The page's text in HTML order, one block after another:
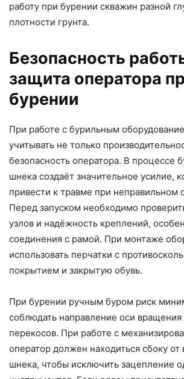
работу при бурении скважин разной
плотности грунта.
Безопасность
защита оператора
бурении
При работе с бурильным
учитывать не только
безопасность оператора. В процессе
шнека создаёт значительное усилие,
привести к травме при неправильном
Перед запуском необходимо
узлов и надёжность креплений,
соединения с рамой. При монтаже
использовать перчатки с
покрытием и закрытую обувь.
При бурении ручным буром риск
соблюдать направление оси вращения
перекосов. При работе с
оператор должен находиться сбоку
шнека, чтобы исключить зацепление